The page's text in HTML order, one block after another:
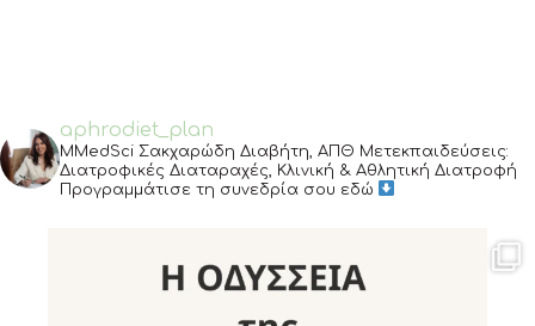
aphrodiet_plan
MMedSci Σακχαρώδη Διαβήτη, ΑΠΘ Μετεκπαιδεύσεις:
Διατροφικές Διαταραχές, Κλινική & Αθλητική Διατροφή
Προγραμμάτισε τη συνεδρία σου εδώ